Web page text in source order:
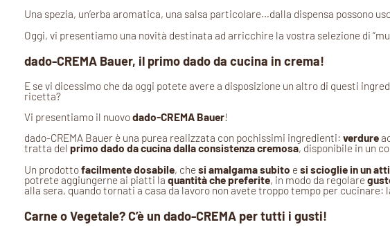
Una spezia, un’erba aromatica, una salsa particolare…dalla dispensa possono
Oggi, vi presentiamo una novità destinata ad arricchire la vostra selezione di
dado-CREMA Bauer, il primo dado da cucina in crema!
E se vi dicessimo che da oggi potete avere a disposizione un altro di questi
ricetta?
Vi presentiamo il nuovodado-CREMA Bauer!
dado-CREMA Bauer è una purea realizzata con pochissimi ingredienti: verdure
tratta del primo dado da cucina dalla consistenza cremosa, disponibile in un
Un prodottofacilmente dosabile, chesi amalgama subito esi scioglie in un
potrete aggiungerne ai piatti la quantità che preferite, in modo da regolare
alla sera, quando tornati a casa da lavoro non avete troppo tempo per cucinare:
Carne o Vegetale? C’è un dado-CREMA per tutti i gusti!